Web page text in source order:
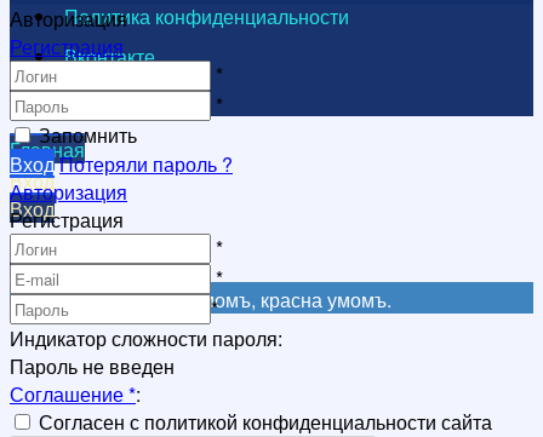
Политика конфиденциальности
Вконтакте
Видеоканал
Главная
Вход
Вход
Регистрация
Регистрация
Не красна книга письмомъ, красна умомъ.
Авторизация
Регистрация
*
*
Запомнить
Вход Потеряли пароль ?
Авторизация
Регистрация
*
*
*
Индикатор сложности пароля:
Пароль не введен
Соглашение*:
Согласен с политикой конфиденциальности сайта